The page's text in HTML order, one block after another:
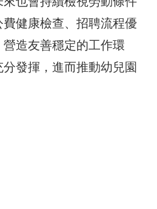
健康檢查、招聘流程優
營造友善穩定的工作環
分發揮，進而推動幼兒園